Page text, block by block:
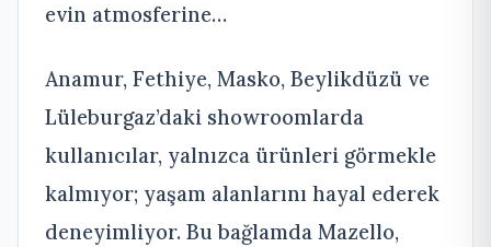
evin atmosferine…
Anamur, Fethiye, Masko, Beylikdüzü ve
Lüleburgaz’daki showroomlarda
kullanıcılar, yalnızca ürünleri görmekle
kalmıyor; yaşam alanlarını hayal ederek
deneyimliyor. Bu bağlamda Mazello,